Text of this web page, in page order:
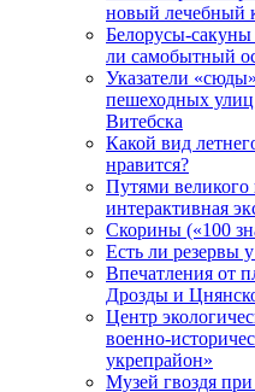
новый лечебный
Белорусы-сакуны
ли самобытный
Указатели
пешеходных улиц
Витебска
Какой вид
нравится?
Путями великого
интерактивная
Скорины («100
Есть ли резервы
Впечатления от
Дрозды и
Центр
военно-
укрепрайон»
Музей гвоздя